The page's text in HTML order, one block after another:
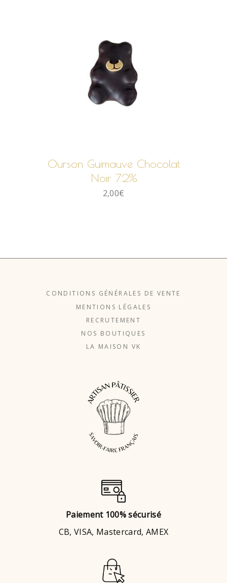
Ourson Guimauve Chocolat
Noir 72%
2,00€
CONDITIONS GÉNÉRALES DE VENTE
MENTIONS LÉGALES
RECRUTEMENT
NOS BOUTIQUES
LA MAISON VK
Paiement 100% sécurisé
CB, VISA, Mastercard, AMEX